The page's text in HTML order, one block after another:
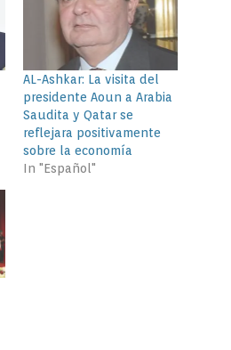
AL-Ashkar: La visita del
presidente Aoun a Arabia
Saudita y Qatar se
reflejara positivamente
sobre la economía
In "Español"